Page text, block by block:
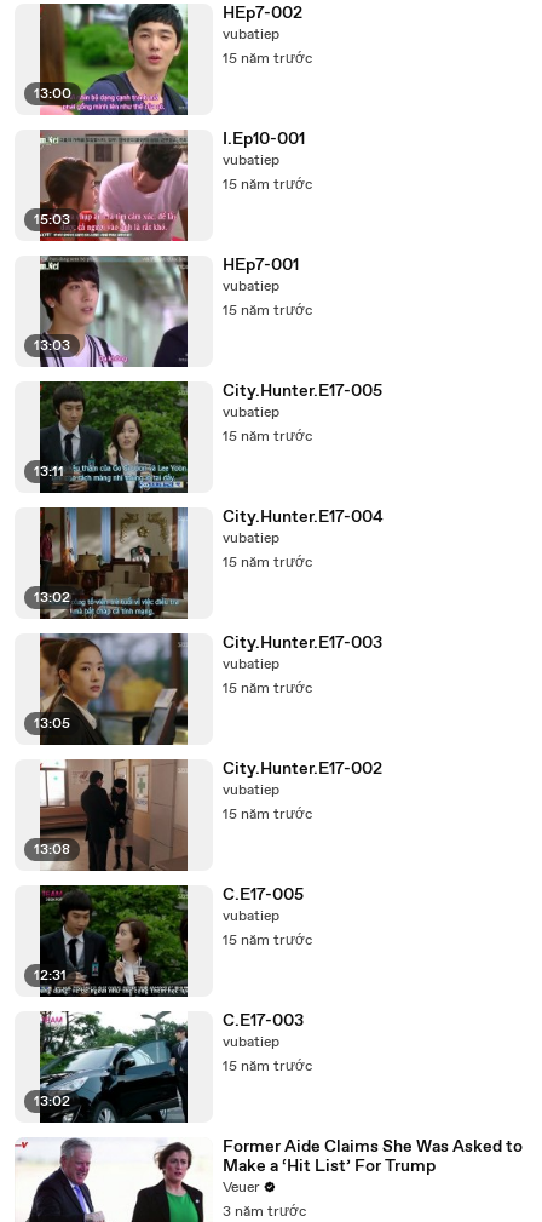
13:00
HEp7-002
vubatiep
15 năm trước
15:03
I.Ep10-001
vubatiep
15 năm trước
13:03
HEp7-001
vubatiep
15 năm trước
13:11
City.Hunter.E17-005
vubatiep
15 năm trước
13:02
City.Hunter.E17-004
vubatiep
15 năm trước
13:05
City.Hunter.E17-003
vubatiep
15 năm trước
13:08
City.Hunter.E17-002
vubatiep
15 năm trước
12:31
C.E17-005
vubatiep
15 năm trước
13:02
C.E17-003
vubatiep
15 năm trước
Former Aide Claims She Was Asked to
Make a ‘Hit List’ For Trump
Veuer
3 năm trước